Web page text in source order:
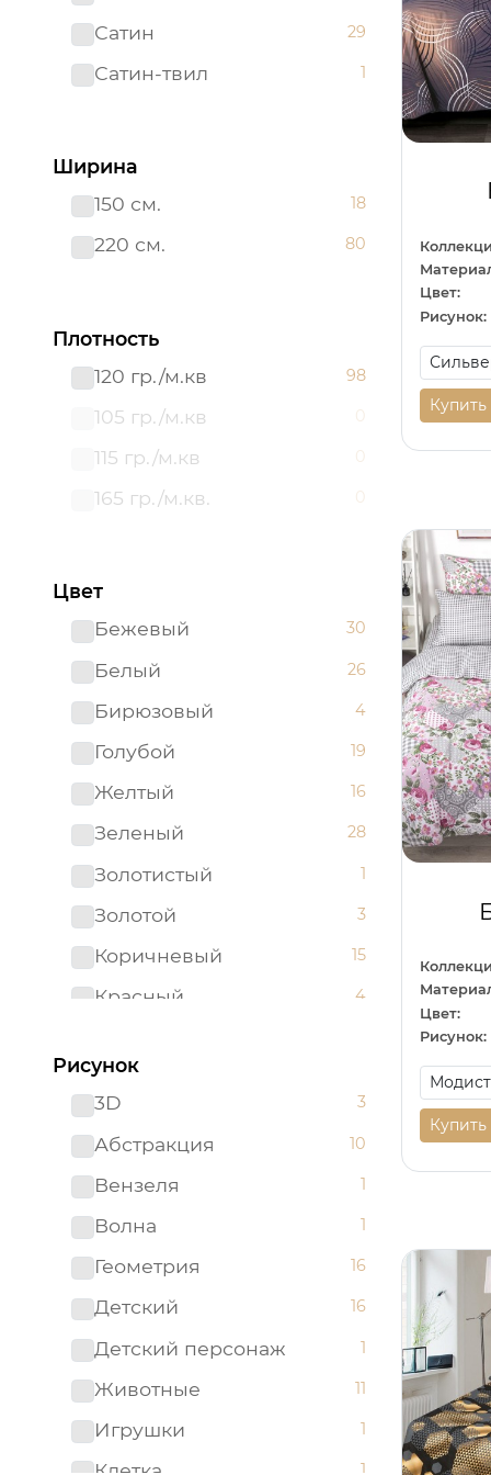
Сатин-твил 220 см 0
Сатин 29
Сатин-твил 1
Ширина
150 см.
18
220 см. 80
Плотность
120 гр./м.кв
98
105 гр./м.кв 0
115 гр./м.кв 0
165 гр./м.кв. 0
Цвет
Бежевый
30
Белый 26
Бирюзовый 4
Голубой 19
Желтый 16
Зеленый 28
Золотистый 1
Золотой 3
Коричневый 15
Красный 4
Мятный
Оранжевый
Розовый
Светло-бирюзовый
Серый
Синий
Сиреневый
Темно-синий
Фиолетовый
Черный
Рисунок
3D
3
Абстракция 10
Вензеля 1
Волна 1
Геометрия 16
Детский 16
Детский персонаж 1
Животные 11
Игрушки 1
Клетка 1
Цвет:
Рисунок:
Купить
Цвет:
Рисунок:
Купить